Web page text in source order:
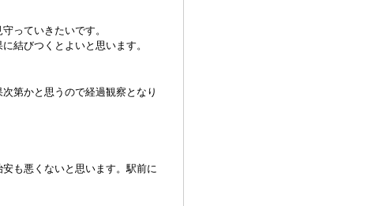
っていきたいです。
結びつくとよいと思います。
第かと思うので経過観察となり
も悪くないと思います。駅前に